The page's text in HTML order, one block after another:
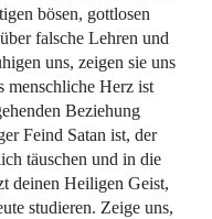
bösen, gottlosen
falsche Lehren und
uns, zeigen sie uns
menschliche Herz ist
Beziehung
Feind Satan ist, der
täuschen und in die
deinen Heiligen Geist,
studieren. Zeige uns,